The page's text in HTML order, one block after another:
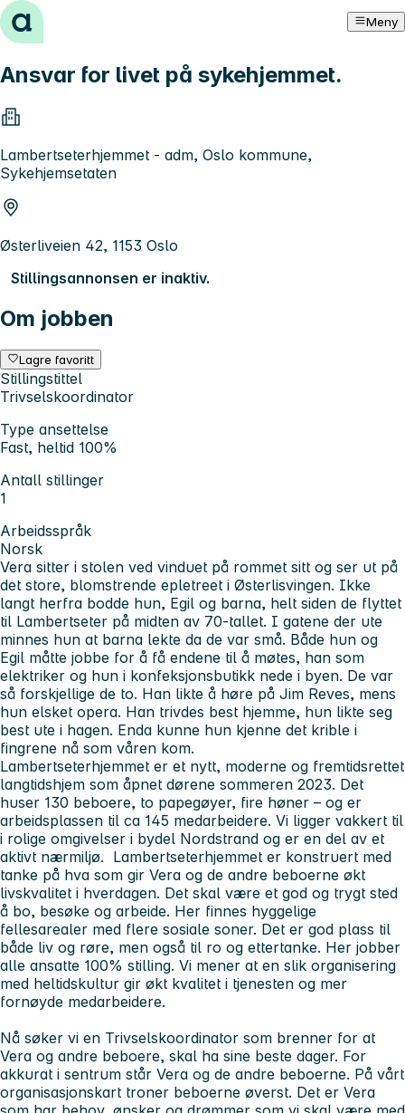
Hopp til innhold Meny
Ansvar for livet på sykehjemmet.
Lambertseterhjemmet - adm, Oslo kommune,
Sykehjemsetaten
Østerliveien 42, 1153 Oslo
Stillingsannonsen er inaktiv.
Om jobben
Lagre favoritt
Stillingstittel
Trivselskoordinator
Type ansettelse
Fast, heltid 100%
Antall stillinger
1
Arbeidsspråk
Norsk
Vera sitter i stolen ved vinduet på rommet sitt og ser ut på
det store, blomstrende epletreet i Østerlisvingen. Ikke
langt herfra bodde hun, Egil og barna, helt siden de flyttet
til Lambertseter på midten av 70-tallet. I gatene der ute
minnes hun at barna lekte da de var små. Både hun og
Egil måtte jobbe for å få endene til å møtes, han som
elektriker og hun i konfeksjonsbutikk nede i byen. De var
så forskjellige de to. Han likte å høre på Jim Reves, mens
hun elsket opera. Han trivdes best hjemme, hun likte seg
best ute i hagen. Enda kunne hun kjenne det krible i
fingrene nå som våren kom.
Lambertseterhjemmet er et nytt, moderne og fremtidsrettet
langtidshjem som åpnet dørene sommeren 2023. Det
huser 130 beboere, to papegøyer, fire høner – og er
arbeidsplassen til ca 145 medarbeidere. Vi ligger vakkert til
i rolige omgivelser i bydel Nordstrand og er en del av et
aktivt nærmiljø. Lambertseterhjemmet er konstruert med
tanke på hva som gir Vera og de andre beboerne økt
livskvalitet i hverdagen. Det skal være et god og trygt sted
å bo, besøke og arbeide. Her finnes hyggelige
fellesarealer med flere sosiale soner. Det er god plass til
både liv og røre, men også til ro og ettertanke. Her jobber
alle ansatte 100% stilling. Vi mener at en slik organisering
med heltidskultur gir økt kvalitet i tjenesten og mer
fornøyde medarbeidere.
Nå søker vi en Trivselskoordinator som brenner for at
Vera og andre beboere, skal ha sine beste dager. For
akkurat i sentrum står Vera og de andre beboerne. På vårt
organisasjonskart troner beboerne øverst. Det er Vera